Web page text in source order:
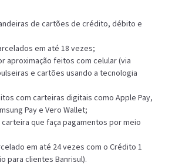
de cartões de crédito, débito e
em até 18 vezes;
aproximação feitos com celular (via
e cartões usando a tecnologia
com carteiras digitais como Apple Pay,
Pay e Vero Wallet;
que faça pagamentos por meio
em até 24 vezes com o Crédito 1
para clientes Banrisul).